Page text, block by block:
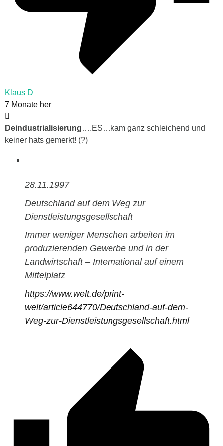
Klaus D
7 Monate her
Deindustrialisierung….ES…kam ganz schleichend und
keiner hats gemerkt! (?)
28.11.1997
Deutschland auf dem Weg zur
Dienstleistungsgesellschaft
Immer weniger Menschen arbeiten im
produzierenden Gewerbe und in der
Landwirtschaft – International auf einem
Mittelplatz
https://www.welt.de/print-
welt/article644770/Deutschland-auf-dem-
Weg-zur-Dienstleistungsgesellschaft.html